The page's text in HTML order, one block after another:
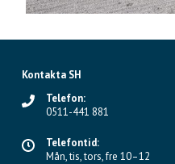
Kontakta SH
Telefon:
0511-441 881
Telefontid:
Mån, tis, tors, fre 10–12